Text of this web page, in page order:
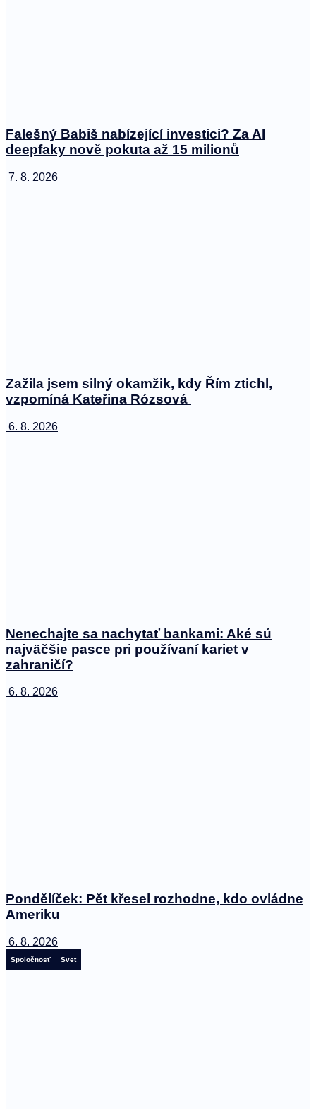
Falešný Babiš nabízející investici? Za AI
deepfaky nově pokuta až 15 milionů
7. 8. 2026
Zažila jsem silný okamžik, kdy Řím ztichl,
vzpomíná Kateřina Rózsová
6. 8. 2026
Nenechajte sa nachytať bankami: Aké sú
najväčšie pasce pri používaní kariet v
zahraničí?
6. 8. 2026
Pondělíček: Pět křesel rozhodne, kdo ovládne
Ameriku
6. 8. 2026
Spoločnosť Svet